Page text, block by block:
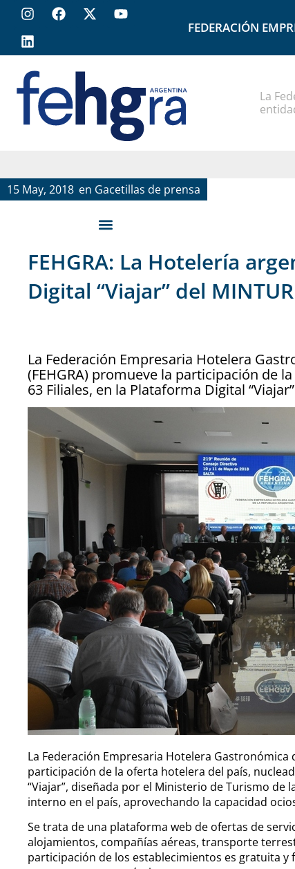
FEDERACIÓN
La
15 May, 2018 en Gacetillas de prensa
FEHGRA: La Hotelería
Digital “Viajar” del MINTUR
La Federación Empresaria Hotelera
(FEHGRA) promueve la participación de
63 Filiales, en la Plataforma Digital
La Federación Empresaria Hotelera Gastronómica
participación de la oferta hotelera del país,
“Viajar”, diseñada por el Ministerio de Turismo de
interno en el país, aprovechando la capacidad
Se trata de una plataforma web de ofertas de
alojamientos, compañías aéreas, transporte
participación de los establecimientos es gratuita